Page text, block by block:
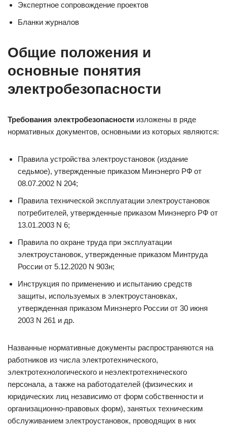
Экспертное сопровождение проектов
Бланки журналов
Общие положения и
основные понятия
электробезопасности
Требования электробезопасности изложены в ряде
нормативных документов, основными из которых являются:
Правила устройства электроустановок (издание
седьмое), утвержденные приказом Минэнерго РФ от
08.07.2002 N 204;
Правила технической эксплуатации электроустановок
потребителей, утвержденные приказом Минэнерго РФ от
13.01.2003 N 6;
Правила по охране труда при эксплуатации
электроустановок, утвержденные приказом Минтруда
России от 5.12.2020 N 903н;
Инструкция по применению и испытанию средств
защиты, используемых в электроустановках,
утвержденная приказом Минэнерго России от 30 июня
2003 N 261 и др.
Названные нормативные документы распространяются на
работ­ников из числа электротехнического,
электротехнологического и неэлектротехнического
персонала, а также на работодателей (физических и
юридических лиц независимо от форм собственности и
организационно-правовых форм), занятых техническим
обслуживанием электроустановок, проводящих в них